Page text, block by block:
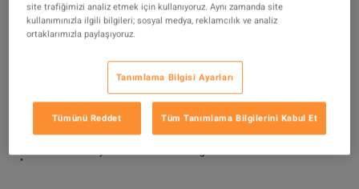
ÜRÜN TIPI
ITEM
"1. Please offer us the right Embark ID.
"
site trafiğimizi analiz etmek için kullanıyoruz. Aynı zamanda site
kullanımınızla ilgili bilgileri; sosyal medya, reklamcılık ve analiz
ortaklarımızla paylaşıyoruz.
Tanımlama Bilgisi Ayarları
Tümünü Reddet Tüm Tanımlama Bilgilerini Kabul Et